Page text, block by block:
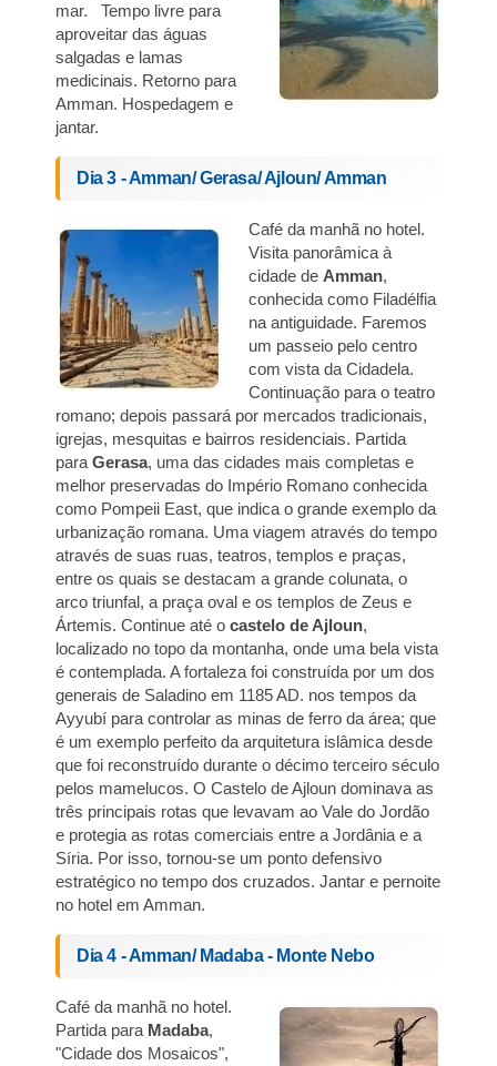
mar. Tempo livre para
aproveitar das águas
salgadas e lamas
medicinais. Retorno para
Amman. Hospedagem e
jantar.
Dia 3 - Amman/ Gerasa/ Ajloun/ Amman
Café da manhã no hotel.
Visita panorâmica à
cidade de Amman,
conhecida como Filadélfia
na antiguidade. Faremos
um passeio pelo centro
com vista da Cidadela.
Continuação para o teatro
romano; depois passará por mercados tradicionais,
igrejas, mesquitas e bairros residenciais. Partida
paraGerasa, uma das cidades mais completas e
melhor preservadas do Império Romano conhecida
como Pompeii East, que indica o grande exemplo da
urbanização romana. Uma viagem através do tempo
através de suas ruas, teatros, templos e praças,
entre os quais se destacam a grande colunata, o
arco triunfal, a praça oval e os templos de Zeus e
Ártemis. Continue até o castelo de Ajloun,
localizado no topo da montanha, onde uma bela vista
é contemplada. A fortaleza foi construída por um dos
generais de Saladino em 1185 AD. nos tempos da
Ayyubí para controlar as minas de ferro da área; que
é um exemplo perfeito da arquitetura islâmica desde
que foi reconstruído durante o décimo terceiro século
pelos mamelucos. O Castelo de Ajloun dominava as
três principais rotas que levavam ao Vale do Jordão
e protegia as rotas comerciais entre a Jordânia e a
Síria. Por isso, tornou-se um ponto defensivo
estratégico no tempo dos cruzados. Jantar e pernoite
no hotel em Amman.
Dia 4 - Amman/ Madaba - Monte Nebo
Café da manhã no hotel.
Partida para Madaba,
"Cidade dos Mosaicos",